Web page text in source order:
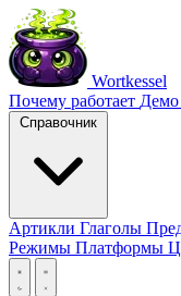
Wortkessel
Почему работает Демо
Справочник
Артикли Глаголы
Режимы Платформы